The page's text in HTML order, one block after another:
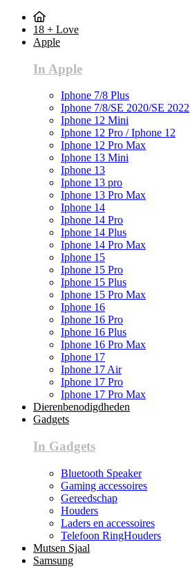
18 + Love
Apple
In Apple
Iphone 7/8 Plus
Iphone 7/8/SE 2020/SE 2022
Iphone 12 Mini
Iphone 12 Pro / Iphone 12
Iphone 12 Pro Max
Iphone 13 Mini
Iphone 13
Iphone 13 pro
Iphone 13 Pro Max
Iphone 14
Iphone 14 Pro
Iphone 14 Plus
Iphone 14 Pro Max
Iphone 15
Iphone 15 Pro
Iphone 15 Plus
Iphone 15 Pro Max
Iphone 16
Iphone 16 Pro
Iphone 16 Plus
Iphone 16 Pro Max
Iphone 17
Iphone 17 Air
Iphone 17 Pro
Iphone 17 Pro Max
Dierenbenodigdheden
Gadgets
In Gadgets
Bluetooth Speaker
Gaming accessoires
Gereedschap
Houders
Laders en accessoires
Telefoon RingHouders
Mutsen Sjaal
Samsung